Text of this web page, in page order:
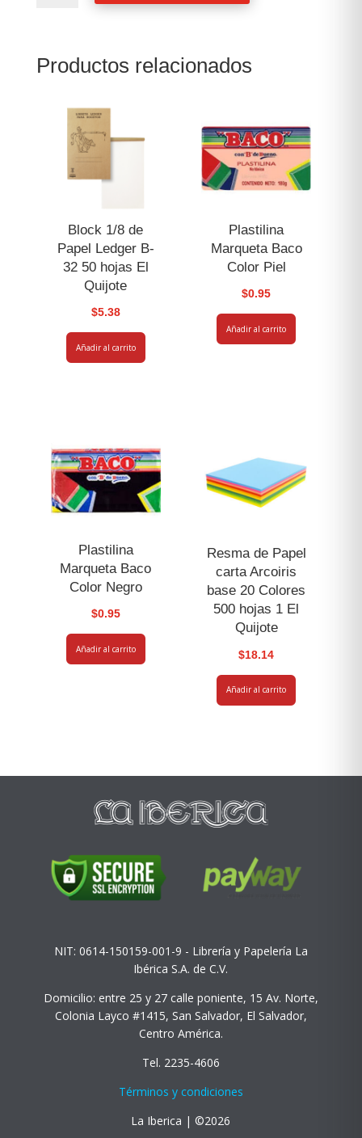
cantidad
Productos relacionados
Block 1/8 de
Papel Ledger B-
32 50 hojas El
Quijote
$5.38
Añadir al carrito
Plastilina
Marqueta Baco
Color Piel
$0.95
Añadir al carrito
Plastilina
Marqueta Baco
Color Negro
$0.95
Añadir al carrito
Resma de Papel
carta Arcoiris
base 20 Colores
500 hojas 1 El
Quijote
$18.14
Añadir al carrito
NIT: 0614-150159-001-9 - Librería y Papelería La
Ibérica S.A. de C.V.
Domicilio: entre 25 y 27 calle poniente, 15 Av. Norte,
Colonia Layco #1415, San Salvador, El Salvador,
Centro América.
Tel. 2235-4606
Términos y condiciones
La Iberica | ©2026